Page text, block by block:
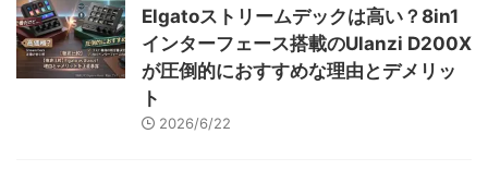
Elgatoストリームデックは高い？8in1
インターフェース搭載のUlanzi D200X
が圧倒的におすすめな理由とデメリッ
ト
2026/6/22